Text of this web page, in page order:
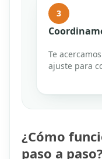
3
Te
ajuste para
¿Cómo
paso a paso?